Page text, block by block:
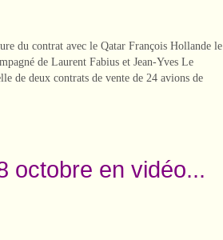
du contrat avec le Qatar François Hollande le
de Laurent Fabius et Jean-Yves Le
de deux contrats de vente de 24 avions de
octobre en vidéo...